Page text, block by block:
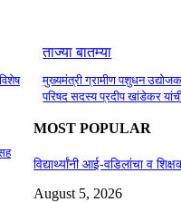
ताज्या बातम्या
मुख्यमंत्री ग्रामीण पशुधन
परिषद सदस्य प्रदीप खांडेकर
MOST POPULAR
विद्यार्थ्यांनी आई-वडिलांचा व
August 5, 2026